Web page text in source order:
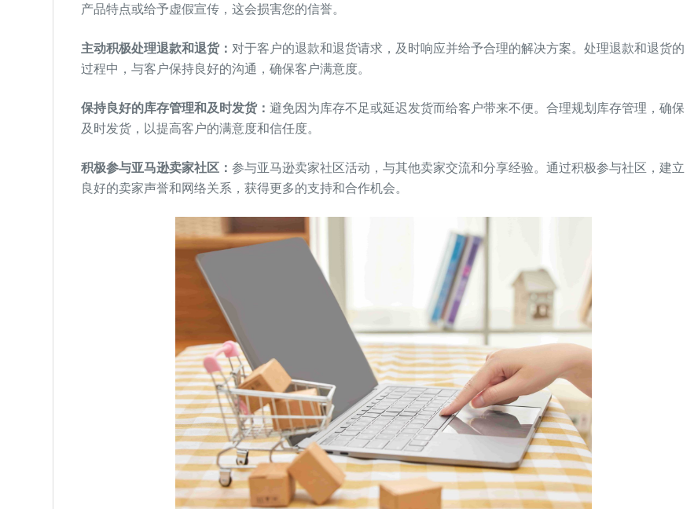
产品特点或给予虚假宣传，这会损害您的信誉。
主动积极处理退款和退货： 对于客户的退款和退货请求，及时响应并给予合理的解决方案。处理退款和退货的
过程中，与客户保持良好的沟通，确保客户满意度。
保持良好的库存管理和及时发货： 避免因为库存不足或延迟发货而给客户带来不便。合理规划库存管理，确保
及时发货，以提高客户的满意度和信任度。
积极参与亚马逊卖家社区： 参与亚马逊卖家社区活动，与其他卖家交流和分享经验。通过积极参与社区，建立
良好的卖家声誉和网络关系，获得更多的支持和合作机会。